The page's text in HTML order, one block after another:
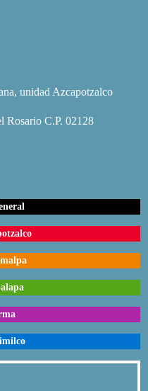
unidad Azcapotzalco
Rosario C.P. 02128